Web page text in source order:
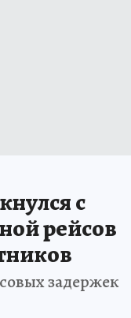
с
рейсов
задержек